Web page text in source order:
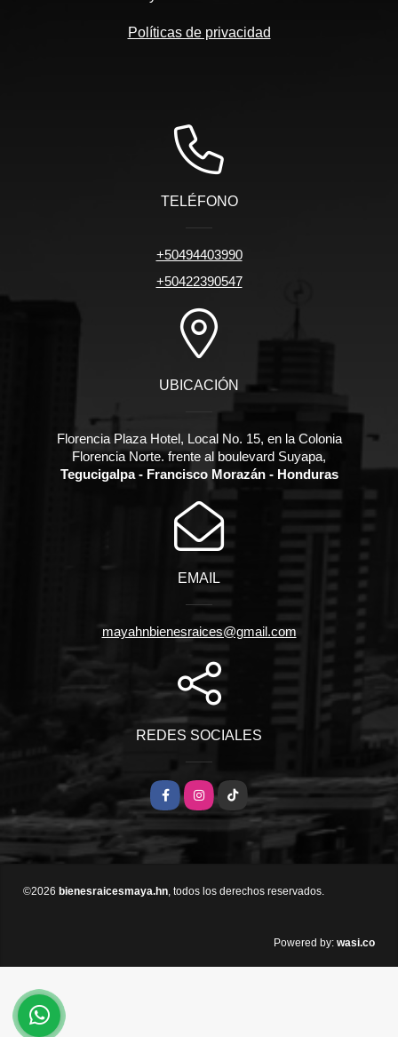
Políticas de privacidad
TELÉFONO
+50494403990
+50422390547
UBICACIÓN
Florencia Plaza Hotel, Local No. 15, en la Colonia
Florencia Norte. frente al boulevard Suyapa,
Tegucigalpa - Francisco Morazán - Honduras
EMAIL
mayahnbienesraices@gmail.com
REDES SOCIALES
FacebookInstagramTikTok
©2026 bienesraicesmaya.hn, todos los derechos reservados.
Powered by: wasi.co